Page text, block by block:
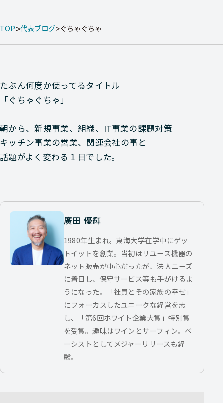
TOP 代表ブログ ぐちゃぐちゃ
たぶん何度か使ってるタイトル
「ぐちゃぐちゃ」
朝から、新規事業、組織、IT事業の課題対策
キッチン事業の営業、関連会社の事と
話題がよく変わる１日でした。
廣田 優輝
1980年生まれ。東海大学在学中にゲッ
トイットを創業。当初はリユース機器の
ネット販売が中心だったが、法人ニーズ
に着目し、保守サービス等も手がけるよ
うになった。「社員とその家族の幸せ」
にフォーカスしたユニークな経営を志
し、「第6回ホワイト企業大賞」特別賞
を受賞。趣味はワインとサーフィン。ベ
ーシストとしてメジャーリリースも経
験。